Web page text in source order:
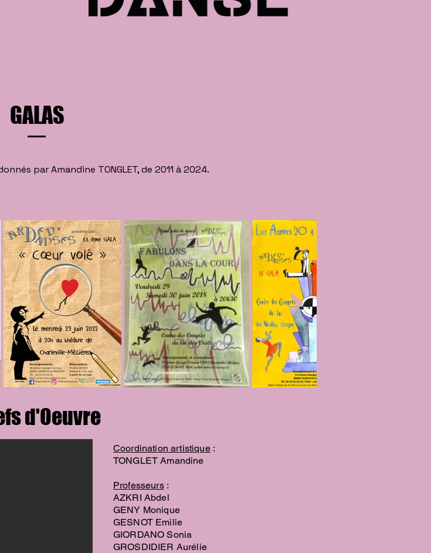
GALAS
par Amandine TONGLET, de 2011 à 2024.
d'Oeuvre
Coordination artistique:
TONGLET Amandine
Professeurs:
AZKRI Abdel
GENY Monique
GESNOT Emilie
GIORDANO Sonia
GROSDIDIER Aurélie